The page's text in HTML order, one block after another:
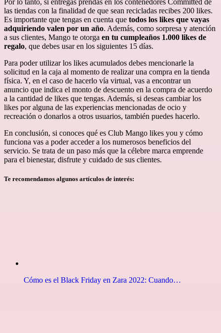
Por lo tanto, si entregas prendas en los contenedores Committed de
las tiendas con la finalidad de que sean recicladas recibes 200 likes.
Es importante que tengas en cuenta que todos los likes que vayas
adquiriendo valen por un año. Además, como sorpresa y atención
a sus clientes, Mango te otorga en tu cumpleaños 1.000 likes de
regalo, que debes usar en los siguientes 15 días.
Para poder utilizar los likes acumulados debes mencionarle la
solicitud en la caja al momento de realizar una compra en la tienda
física. Y, en el caso de hacerlo vía virtual, vas a encontrar un
anuncio que indica el monto de descuento en la compra de acuerdo
a la cantidad de likes que tengas. Además, si deseas cambiar los
likes por alguna de las experiencias mencionadas de ocio y
recreación o donarlos a otros usuarios, también puedes hacerlo.
En conclusión, si conoces qué es Club Mango likes you y cómo
funciona vas a poder acceder a los numerosos beneficios del
servicio. Se trata de un paso más que la célebre marca emprende
para el bienestar, disfrute y cuidado de sus clientes.
Te recomendamos algunos artículos de interés:
Cómo es el Black Friday en Zara 2022: Cuando…